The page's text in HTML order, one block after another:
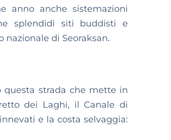
anno anche sistemazioni
splendidi siti buddisti e
di Seoraksan.
questa strada che mette in
dei Laghi, il Canale di
e la costa selvaggia: